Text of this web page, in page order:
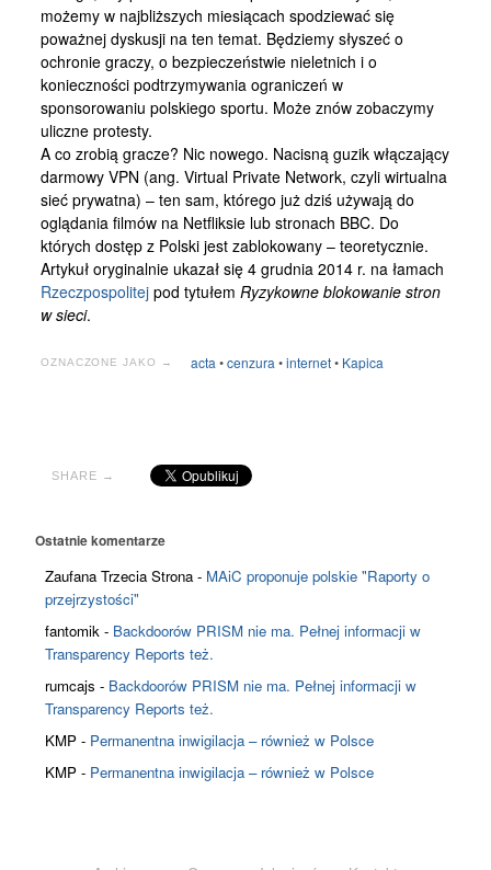
możemy w najbliższych miesiącach spodziewać się
poważnej dyskusji na ten temat. Będziemy słyszeć o
ochronie graczy, o bezpieczeństwie nieletnich i o
konieczności podtrzymywania ograniczeń w
sponsorowaniu polskiego sportu. Może znów zobaczymy
uliczne protesty.
A co zrobią gracze? Nic nowego. Nacisną guzik włączający
darmowy VPN (ang. Virtual Private Network, czyli wirtualna
sieć prywatna) – ten sam, którego już dziś używają do
oglądania filmów na Netfliksie lub stronach BBC. Do
których dostęp z Polski jest zablokowany – teoretycznie.
Artykuł oryginalnie ukazał się 4 grudnia 2014 r. na łamach
Rzeczpospolitejpod tytułem Ryzykowne blokowanie stron
w sieci.
OZNACZONE JAKO → acta •cenzura •internet• Kapica
SHARE →
Ostatnie komentarze
Zaufana Trzecia Strona - MAiC proponuje polskie "Raporty o
przejrzystości"
fantomik - Backdoorów PRISM nie ma. Pełnej informacji w
Transparency Reports też.
rumcajs - Backdoorów PRISM nie ma. Pełnej informacji w
Transparency Reports też.
KMP - Permanentna inwigilacja – również w Polsce
KMP - Permanentna inwigilacja – również w Polsce